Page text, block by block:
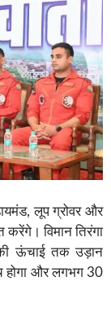
लूप ग्रोवर और
करेंगे। विमान तिरंगा
ऊंचाई तक उड़ान
होगा और लगभग 30